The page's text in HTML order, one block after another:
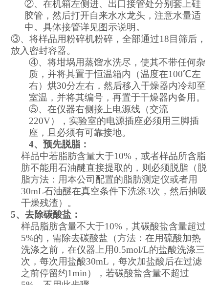
②、在机箱左侧进、出口接管处分别套上硅
胶管，然后打开自来水水龙头，注意水量适
中。具体接管详见图示说明。
③、将样品用粉碎机粉碎，全部通过18 目筛后，
放入密封容器。
④、将坩埚用蒸馏水洗尽，使其不带任何杂
质，并将其置于恒温箱内（温度在100℃左
右）烘30分左右，然后移入干燥器内冷却至
室温，并将其编号，再置于干燥器内备用。
⑤、在仪器右侧接上电源线（交流
220V），实验室的电源插座必须用三脚插
座，且必须有可靠接地。
4、预先脱脂：
样品中若脂肪含量大于10% ，或者样品所含脂
肪不能用石油醚直接提取的，则必须脱脂（脱
脂方法：用本公司配置的脂肪测定仪或者用
30mL石油醚在真空条件下洗涤3次，然后抽吸
干燥残渣）。
5、去除碳酸盐：
样品脂肪含量不大于10% ，其碳酸盐含量超过
5%的，需除去碳酸盐（方法：在用硫酸加热
洗涤之前，在仪器上用0.5mol/L的盐酸洗涤三
次，每次用盐酸30mL ，每次加盐酸后在过滤
之前停留约1min），若碳酸盐含量不超过